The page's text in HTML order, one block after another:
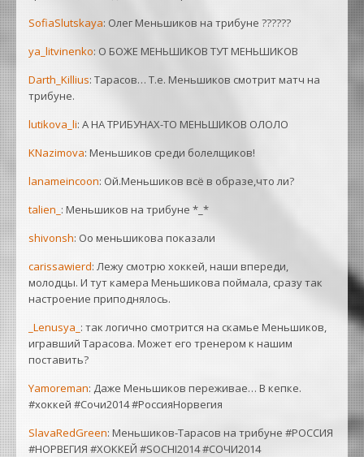
SofiaSlutskaya: Олег Меньшиков на трибуне ??????
ya_litvinenko: О БОЖЕ МЕНЬШИКОВ ТУТ МЕНЬШИКОВ
Darth_Killius: Тарасов… Т.е. Меньшиков смотрит матч на
трибуне.
lutikova_li: А НА ТРИБУНАХ-ТО МЕНЬШИКОВ ОЛОЛО
KNazimova: Меньшиков среди болелщиков!
lanameincoon: Ой.Меньшиков всё в образе,что ли?
talien_ : Меньшиков на трибуне *_*
shivonsh: Оо меньшикова показали
carissawierd: Лежу смотрю хоккей, наши впереди,
молодцы. И тут камера Меньшикова поймала, сразу так
настроение приподнялось.
_Lenusya_ : так логично смотрится на скамье Меньшиков,
игравший Тарасова. Может его тренером к нашим
поставить?
Yamoreman: Даже Меньшиков переживае… В кепке.
#хоккей #Сочи2014 #РоссияНорвегия
SlavaRedGreen: Меньшиков-Тарасов на трибуне #РОССИЯ
#НОРВЕГИЯ #ХОККЕЙ #SOCHI2014 #СОЧИ2014